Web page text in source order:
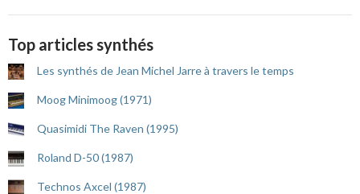
Top articles synthés
Les synthés de Jean Michel Jarre à travers le temps
Moog Minimoog (1971)
Quasimidi The Raven (1995)
Roland D-50 (1987)
Technos Axcel (1987)